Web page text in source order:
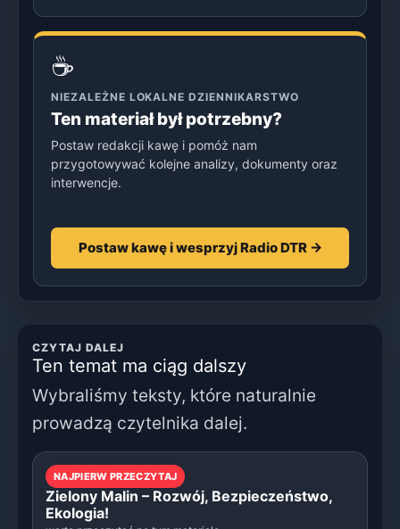
☕
NIEZALEŻNE LOKALNE DZIENNIKARSTWO
Ten materiał był potrzebny?
Postaw redakcji kawę i pomóż nam
przygotowywać kolejne analizy, dokumenty oraz
interwencje.
Postaw kawę i wesprzyj Radio DTR →
CZYTAJ DALEJ
Ten temat ma ciąg dalszy
Wybraliśmy teksty, które naturalnie
prowadzą czytelnika dalej.
NAJPIERW PRZECZYTAJ
Zielony Malin – Rozwój, Bezpieczeństwo,
Ekologia!